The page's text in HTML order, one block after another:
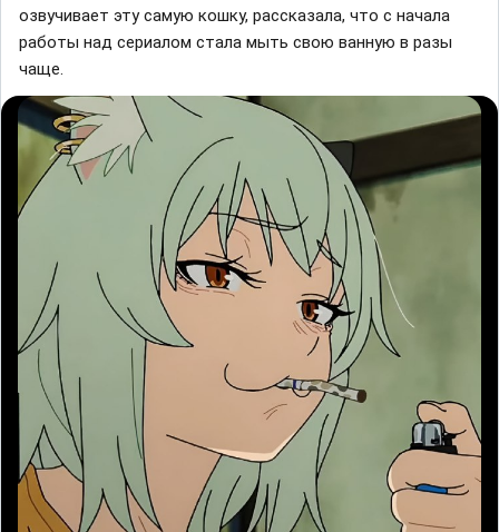
озвучивает эту самую кошку, рассказала, что с начала
работы над сериалом стала мыть свою ванную в разы
чаще.